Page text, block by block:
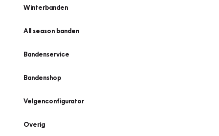
Winterbanden
All season banden
Bandenservice
Bandenshop
Velgenconfigurator
Overig